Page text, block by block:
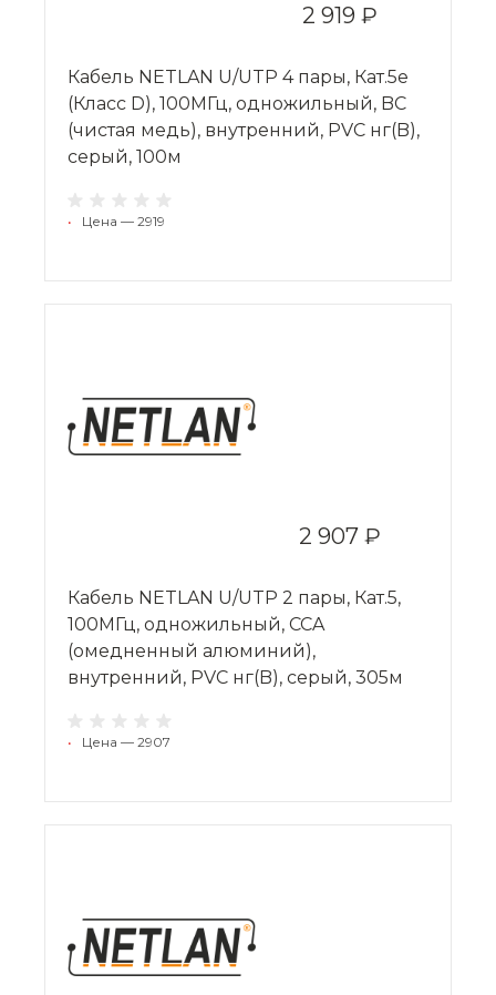
2 919 ₽
Кабель NETLAN U/UTP 4 пары, Кат.5e
(Класс D), 100МГц, одножильный, BC
(чистая медь), внутренний, PVC нг(B),
серый, 100м
• Цена — 2919
2 907 ₽
Кабель NETLAN U/UTP 2 пары, Кат.5,
100МГц, одножильный, CCA
(омедненный алюминий),
внутренний, PVC нг(B), серый, 305м
• Цена — 2907